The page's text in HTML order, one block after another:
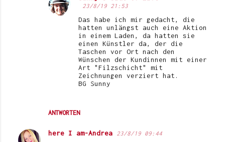
ANTWORTEN
23/8/19 21:53
Das habe ich mir gedacht, die
hatten unlängst auch eine Aktion
in einem Laden, da hatten sie
einen Künstler da, der die
Taschen vor Ort nach den
Wünschen der Kundinnen mit einer
Art "Filzschicht" mit
Zeichnungen verziert hat.
BG Sunny
here I am-Andrea 23/8/19 09:44